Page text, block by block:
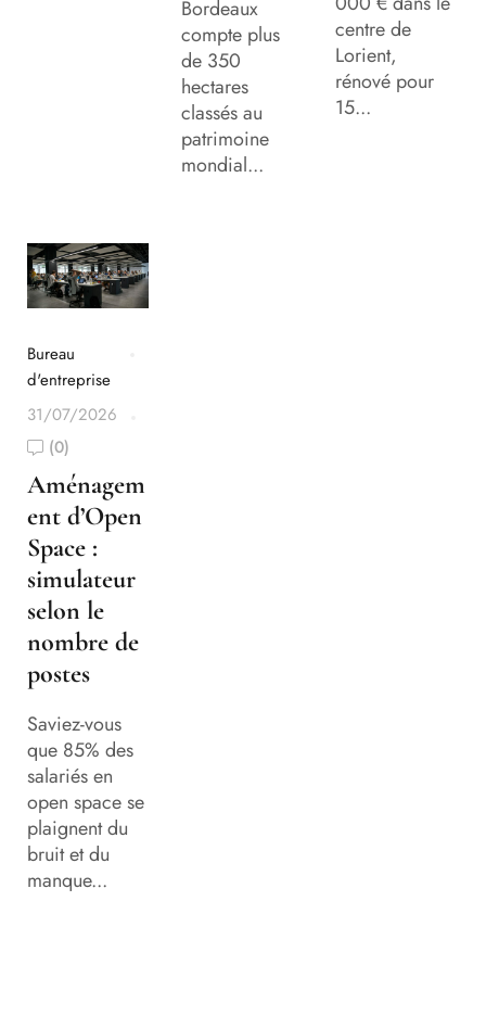
Bordeaux
compte plus
de 350
hectares
classés au
patrimoine
mondial...
centre de
Lorient,
rénové pour
15...
Bureau
d'entreprise
31/07/2026
(0)
Aménagem
ent d’Open
Space :
simulateur
selon le
nombre de
postes
Saviez-vous
que 85% des
salariés en
open space se
plaignent du
bruit et du
manque...